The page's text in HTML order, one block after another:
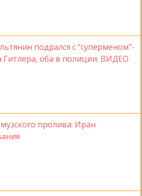
подрался с "суперменом"-
Гитлера, оба в полиции. ВИДЕО
пролива: Иран